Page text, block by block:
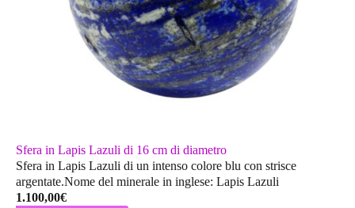
Sfera in Lapis Lazuli di 16 cm di diametro
Sfera in Lapis Lazuli di un intenso colore blu con strisce
argentate.Nome del minerale in inglese: Lapis Lazuli
1.100,00€